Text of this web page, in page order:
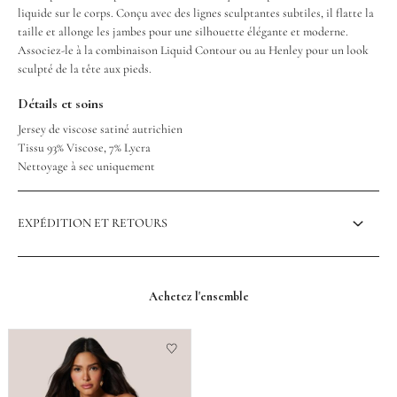
liquide sur le corps. Conçu avec des lignes sculptantes subtiles, il flatte la
taille et allonge les jambes pour une silhouette élégante et moderne.
Associez-le à la combinaison Liquid Contour ou au Henley pour un look
sculpté de la tête aux pieds.
Détails et soins
Jersey de viscose satiné autrichien
Tissu 93% Viscose, 7% Lycra
Nettoyage à sec uniquement
EXPÉDITION ET RETOURS
Achetez l'ensemble